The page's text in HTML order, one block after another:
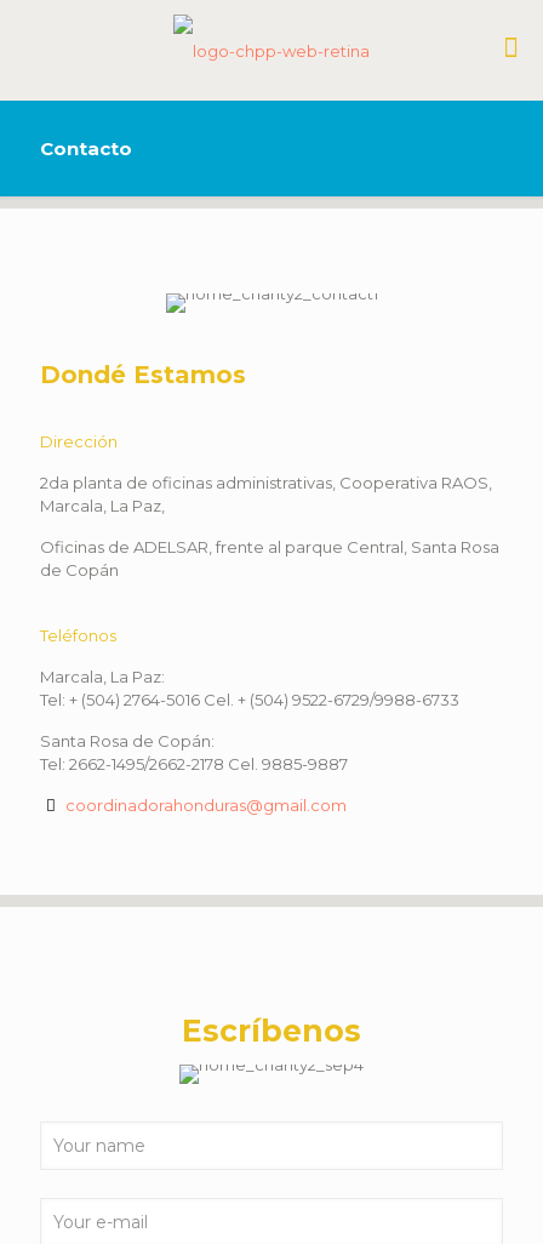
Contacto
Dondé Estamos
Dirección
2da planta de oficinas administrativas, Cooperativa RAOS,
Marcala, La Paz,
Oficinas de ADELSAR, frente al parque Central, Santa Rosa
de Copán
Teléfonos
Marcala, La Paz:
Tel: + (504) 2764-5016 Cel. + (504) 9522-6729/9988-6733
Santa Rosa de Copán:
Tel: 2662-1495/2662-2178 Cel. 9885-9887
coordinadorahonduras@gmail.com
Escríbenos